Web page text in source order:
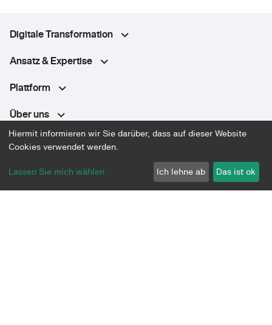
Digitale Transformation
Ansatz & Expertise
Plattform
Über uns
Community
Hiermit informieren wir Sie darüber, dass auf dieser Website
Cookies verwendet werden.
Lassen Sie mich wählen
Ich lehne ab Das ist ok